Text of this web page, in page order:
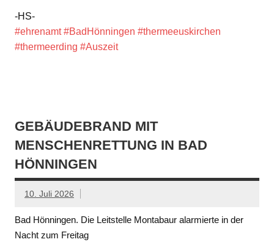
-HS-
#ehrenamt #BadHönningen #thermeeuskirchen
#thermeerding #Auszeit
GEBÄUDEBRAND MIT
MENSCHENRETTUNG IN BAD
HÖNNINGEN
10. Juli 2026
Bad Hönningen. Die Leitstelle Montabaur alarmierte in der
Nacht zum Freitag